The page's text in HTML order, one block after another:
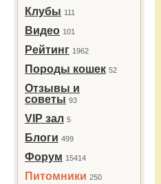
Клубы 111
Видео 101
Рейтинг 1962
Породы кошек 52
Отзывы и
советы 93
VIP зал 5
Блоги 499
Форум 15414
Питомники 250